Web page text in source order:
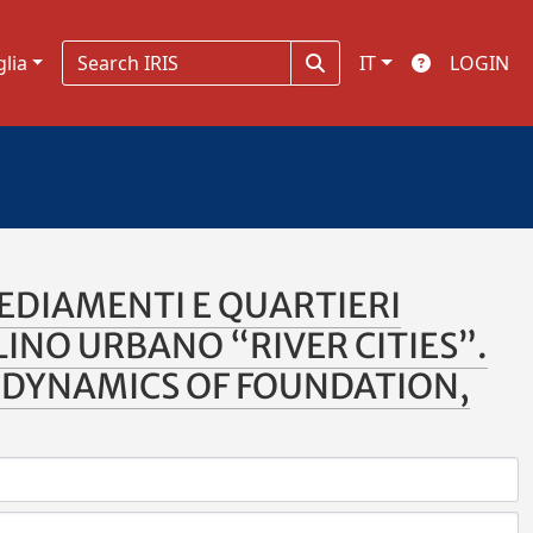
IT LOGIN
E QUARTIERI
URBANO “RIVER CITIES”.
OF FOUNDATION,